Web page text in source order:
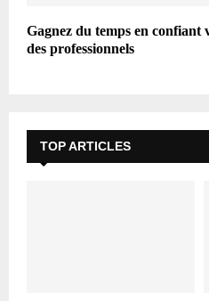
Gagnez du temps en confiant
des professionnels
TOP ARTICLES